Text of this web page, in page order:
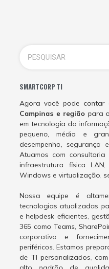
SMARTCORP TI
Agora você pode contar
Campinas e região para
em tecnologia da
pequeno, médio e
desempenho, segurança
Atuamos com
infraestrutura física
Windows e virtualização,
Nossa equipe é
tecnologias atualizadas
e helpdesk eficientes,
365 como Teams,
corporativo e
periféricos. Estamos
de TI personalizados,